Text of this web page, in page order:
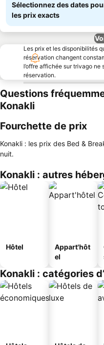
Sélectionnez des dates
les prix exacts
Les prix et les disponibilités
réservation changent
l’offre affichée sur trivago
réservation.
Questions
Konakli
Fourchette de prix
Konakli : les prix des Bed &
nuit.
Konakli : autres
Hôtel
Appart'hôt
el
Konakli : catégories